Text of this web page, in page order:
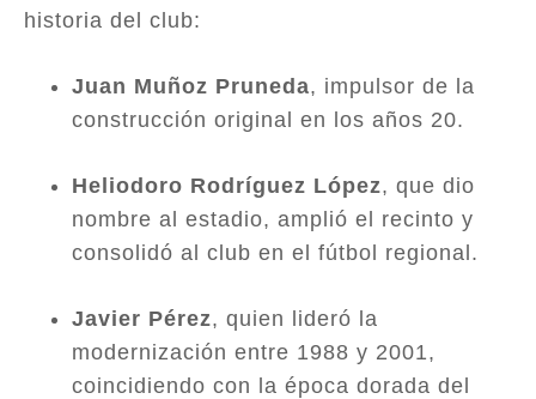
historia del club:
Juan Muñoz Pruneda, impulsor de la
construcción original en los años 20.
Heliodoro Rodríguez López, que dio
nombre al estadio, amplió el recinto y
consolidó al club en el fútbol regional.
Javier Pérez, quien lideró la
modernización entre 1988 y 2001,
coincidiendo con la época dorada del